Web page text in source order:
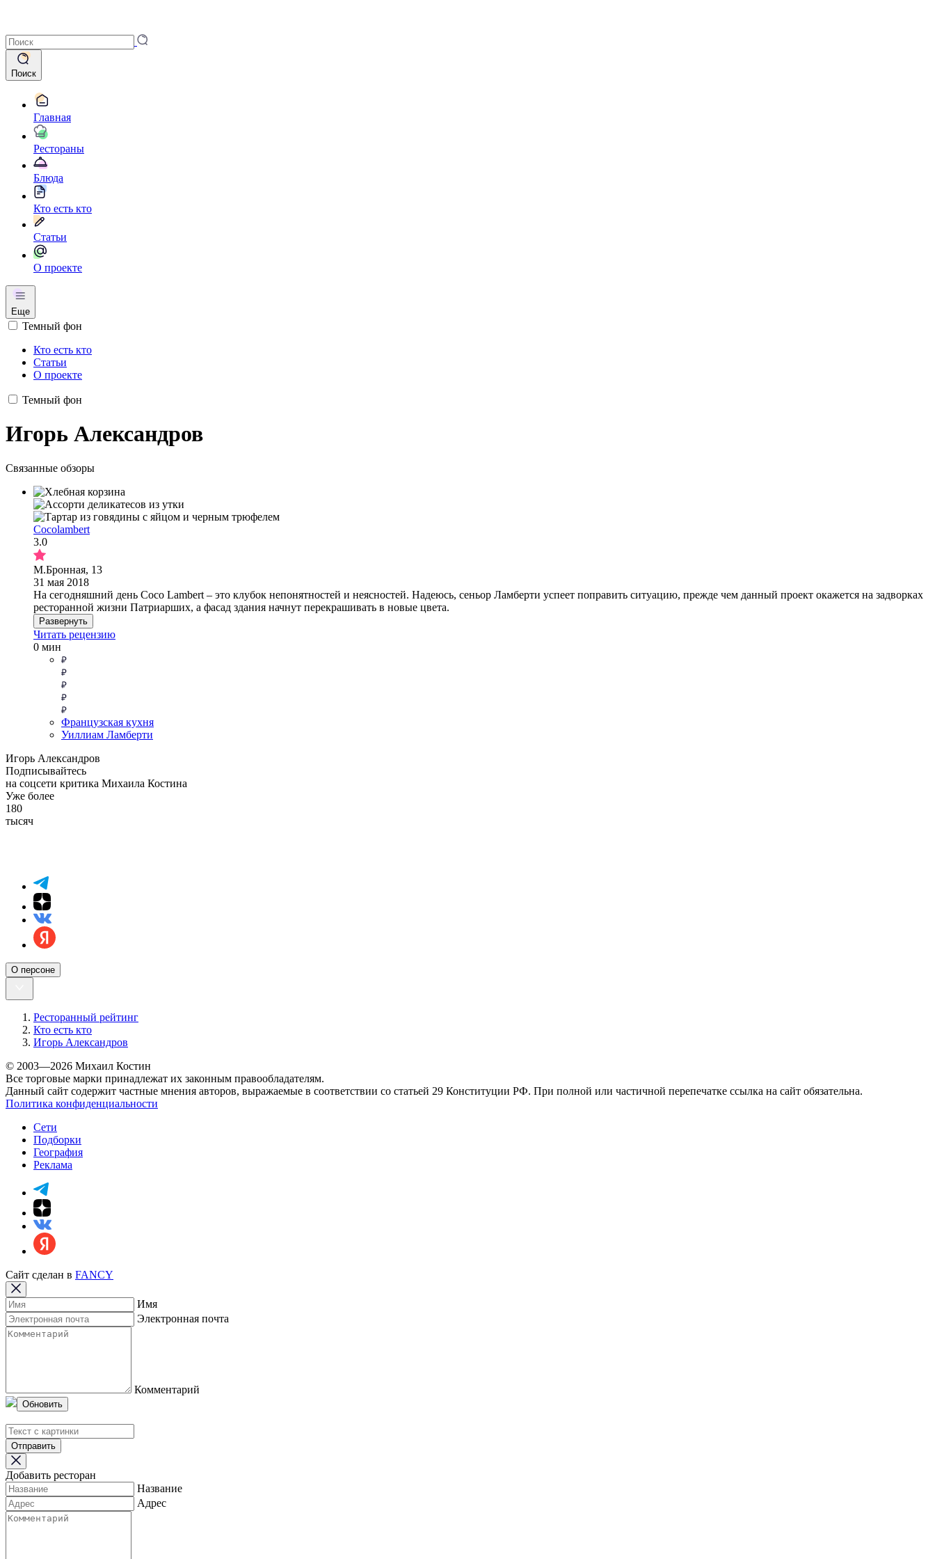
Поиск
Главная
Рестораны
Блюда
Кто есть кто
Статьи
О проекте
Еще
Темный фон
Кто есть кто
Статьи
О проекте
Темный фон
Игорь Александров
Связанные обзоры
Cocolambert
3.0
М.Бронная, 13
31 мая 2018
На сегодняшний день Coco Lambert – это клубок непонятностей и неясностей. Надеюсь, сеньор Ламберти успеет поправить ситуацию, прежде чем данный проект окажется на задворках
ресторанной жизни Патриарших, а фасад здания начнут перекрашивать в новые цвета.
Развернуть
Читать рецензию
0 мин
Французская кухня
Уиллиам Ламберти
Игорь Александров
Подписывайтесь
на соцсети критика Михаила Костина
Уже более
180
тысяч
О персоне
Ресторанный рейтинг
Кто есть кто
Игорь Александров
© 2003—2026 Михаил Костин
Все торговые марки принадлежат их законным правообладателям.
Данный сайт содержит частные мнения авторов, выражаемые в соответствии со статьей 29 Конституции РФ. При полной или частичной перепечатке ссылка на сайт обязательна.
Политика конфиденциальности
Сети
Подборки
География
Реклама
Сайт сделан в FANCY
Имя
Электронная почта
Комментарий
Обновить
Отправить
Добавить ресторан
Название
Адрес